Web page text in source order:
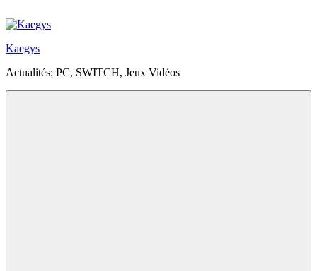
au
principal
Kaegys
Actualités: PC, SWITCH, Jeux Vidéos